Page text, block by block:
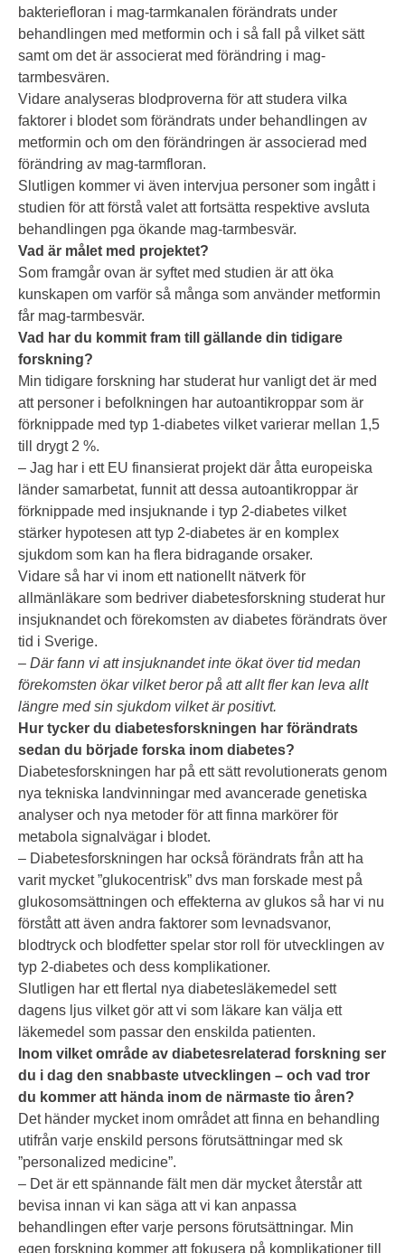
bakteriefloran i mag-tarmkanalen förändrats under
behandlingen med metformin och i så fall på vilket sätt
samt om det är associerat med förändring i mag-
tarmbesvären.
Vidare analyseras blodproverna för att studera vilka
faktorer i blodet som förändrats under behandlingen av
metformin och om den förändringen är associerad med
förändring av mag-tarmfloran.
Slutligen kommer vi även intervjua personer som ingått i
studien för att förstå valet att fortsätta respektive avsluta
behandlingen pga ökande mag-tarmbesvär.
Vad är målet med projektet?
Som framgår ovan är syftet med studien är att öka
kunskapen om varför så många som använder metformin
får mag-tarmbesvär.
Vad har du kommit fram till gällande din tidigare
forskning?
Min tidigare forskning har studerat hur vanligt det är med
att personer i befolkningen har autoantikroppar som är
förknippade med typ 1-diabetes vilket varierar mellan 1,5
till drygt 2 %.
– Jag har i ett EU finansierat projekt där åtta europeiska
länder samarbetat, funnit att dessa autoantikroppar är
förknippade med insjuknande i typ 2-diabetes vilket
stärker hypotesen att typ 2-diabetes är en komplex
sjukdom som kan ha flera bidragande orsaker.
Vidare så har vi inom ett nationellt nätverk för
allmänläkare som bedriver diabetesforskning studerat hur
insjuknandet och förekomsten av diabetes förändrats över
tid i Sverige.
– Där fann vi att insjuknandet inte ökat över tid medan
förekomsten ökar vilket beror på att allt fler kan leva allt
längre med sin sjukdom vilket är positivt.
Hur tycker du diabetesforskningen har förändrats
sedan du började forska inom diabetes?
Diabetesforskningen har på ett sätt revolutionerats genom
nya tekniska landvinningar med avancerade genetiska
analyser och nya metoder för att finna markörer för
metabola signalvägar i blodet.
– Diabetesforskningen har också förändrats från att ha
varit mycket ”glukocentrisk” dvs man forskade mest på
glukosomsättningen och effekterna av glukos så har vi nu
förstått att även andra faktorer som levnadsvanor,
blodtryck och blodfetter spelar stor roll för utvecklingen av
typ 2-diabetes och dess komplikationer.
Slutligen har ett flertal nya diabetesläkemedel sett
dagens ljus vilket gör att vi som läkare kan välja ett
läkemedel som passar den enskilda patienten.
Inom vilket område av diabetesrelaterad forskning ser
du i dag den snabbaste utvecklingen – och vad tror
du kommer att hända inom de närmaste tio åren?
Det händer mycket inom området att finna en behandling
utifrån varje enskild persons förutsättningar med sk
”personalized medicine”.
– Det är ett spännande fält men där mycket återstår att
bevisa innan vi kan säga att vi kan anpassa
behandlingen efter varje persons förutsättningar. Min
egen forskning kommer att fokusera på komplikationer till